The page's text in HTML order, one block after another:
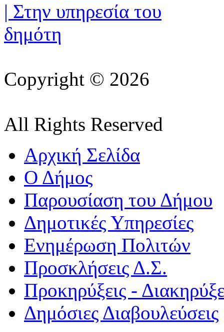
Copyright © 2026
All Rights Reserved
Αρχική Σελίδα
Ο Δήμος
Παρουσίαση του Δήμου
Δημοτικές Υπηρεσίες
Ενημέρωση Πολιτών
Προσκλήσεις Δ.Σ.
Προκηρύξεις -
Δημόσιες Διαβουλεύσεις